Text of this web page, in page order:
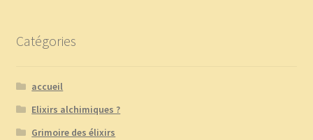
Catégories
accueil
Elixirs alchimiques ?
Grimoire des élixirs